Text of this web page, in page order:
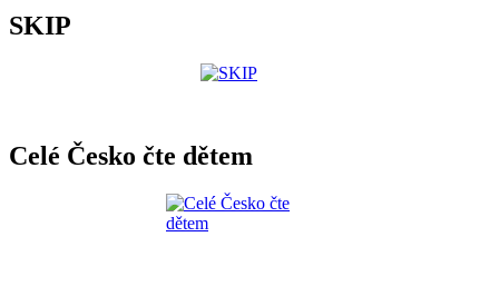
SKIP
Celé Česko čte dětem